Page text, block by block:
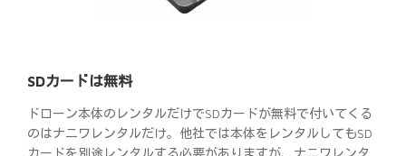
SDカードは無料
ドローン本体のレンタルだけでSDカードが無料で付いてくる
のはナニワレンタルだけ。他社では本体をレンタルしてもSD